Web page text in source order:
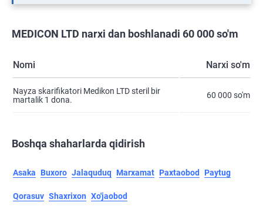
MEDICON LTD narxi dan boshlanadi 60 000 so'm
Nomi Narxi so'm
Nayza skarifikatori Medikon LTD steril bir
martalik 1 dona.
60 000 so'm
Boshqa shaharlarda qidirish
Asaka Buxoro Jalaquduq Marxamat Paxtaobod Paytug
Qorasuv Shaxrixon Xo'jaobod